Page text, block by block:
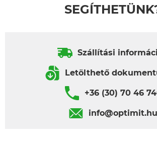
Szállítási
Letölthető
+36 (30) 70 46
info@optimit.hu